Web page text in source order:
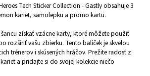
Tech Sticker Collection - Gastly obsahuje 3
kariet, samolepku a promo kartu.
získať vzácne karty, ktoré môžete použiť
rozšíriť vašu zbierku. Tento balíček je skvelou
trénerov i skúsených hráčov. Prežite radosť z
a pridajte si do svojej kolekcie niečo